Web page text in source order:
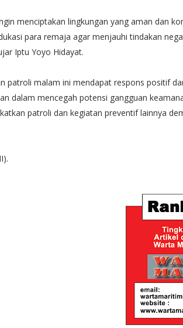
menciptakan lingkungan yang aman dan
para remaja agar menjauhi tindakan
Iptu Yoyo Hidayat.
patroli malam ini mendapat respons positif
dalam mencegah potensi gangguan
patroli dan kegiatan preventif lainnya